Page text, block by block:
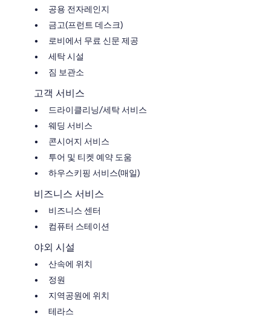
공용 전자레인지
금고(프런트 데스크)
로비에서 무료 신문 제공
세탁 시설
짐 보관소
고객 서비스
드라이클리닝/세탁 서비스
웨딩 서비스
콘시어지 서비스
투어 및 티켓 예약 도움
하우스키핑 서비스(매일)
비즈니스 서비스
비즈니스 센터
컴퓨터 스테이션
야외 시설
산속에 위치
정원
지역공원에 위치
테라스